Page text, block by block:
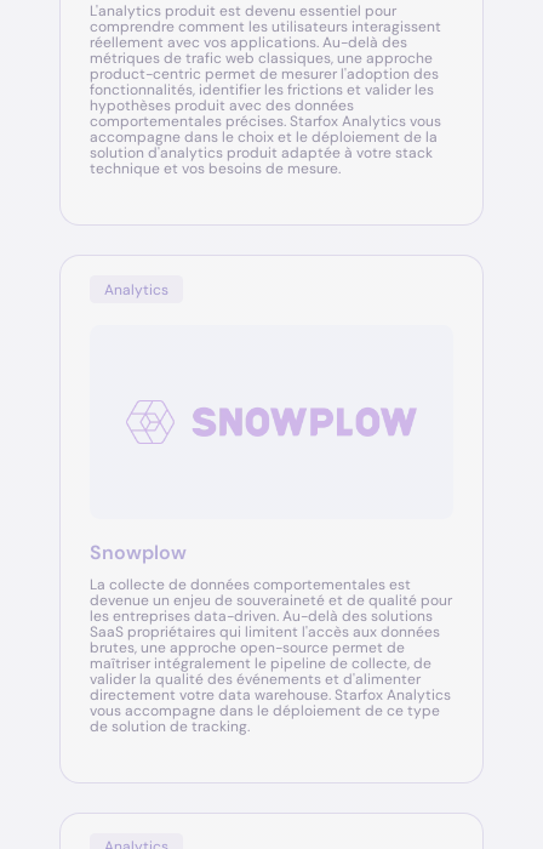
L'analytics produit est devenu essentiel pour
comprendre comment les utilisateurs interagissent
réellement avec vos applications. Au-delà des
métriques de trafic web classiques, une approche
product-centric permet de mesurer l'adoption des
fonctionnalités, identifier les frictions et valider les
hypothèses produit avec des données
comportementales précises. Starfox Analytics vous
accompagne dans le choix et le déploiement de la
solution d'analytics produit adaptée à votre stack
technique et vos besoins de mesure.
Analytics
Snowplow
La collecte de données comportementales est
devenue un enjeu de souveraineté et de qualité pour
les entreprises data-driven. Au-delà des solutions
SaaS propriétaires qui limitent l'accès aux données
brutes, une approche open-source permet de
maîtriser intégralement le pipeline de collecte, de
valider la qualité des événements et d'alimenter
directement votre data warehouse. Starfox Analytics
vous accompagne dans le déploiement de ce type
de solution de tracking.